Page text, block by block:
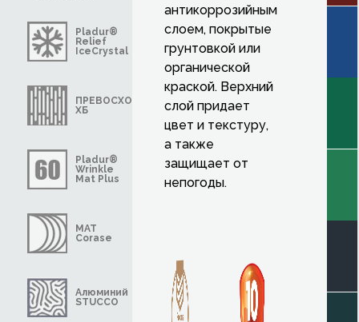
Pladur®
Relief
IceCrystal
ПРЕВОСХОДНЫЙ
ХБ
Pladur®
Wrinkle
Mat Plus
MAT
Corase
Алюминий
STUCCO
антикоррозийным
слоем, покрытые
грунтовкой или
органической
краской. Верхний
слой придает
цвет и текстуру,
а также
защищает от
непогоды.